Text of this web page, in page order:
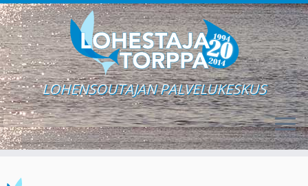
LOHENSOUTAJAN PALVELUKESKUS